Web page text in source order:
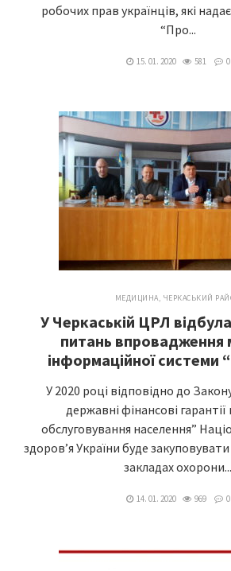
робочих прав українців, які
“Про...
15. 01. 2020 581 0
МЕДИЦИНА, ЧЕРКАСЬКИЙ
У Черкаській ЦРЛ
питань впровадження
інформаційної
У 2020 році відповідно до
державні фінансові
обслуговування населення”
здоров’я України буде
закладах охорони...
14. 01. 2020 969 0